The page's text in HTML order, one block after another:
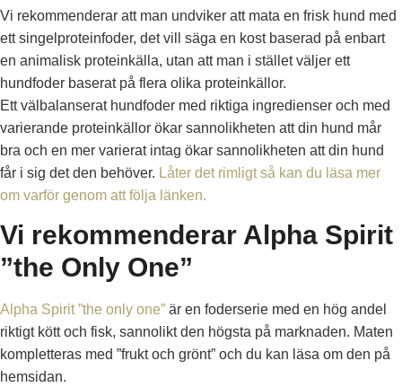
Vi rekommenderar att man undviker att mata en frisk hund med
ett singelproteinfoder, det vill säga en kost baserad på enbart
en animalisk proteinkälla, utan att man i stället väljer ett
hundfoder baserat på flera olika proteinkällor.
Ett välbalanserat hundfoder med riktiga ingredienser och med
varierande proteinkällor ökar sannolikheten att din hund mår
bra och en mer varierat intag ökar sannolikheten att din hund
får i sig det den behöver. Låter det rimligt så kan du läsa mer
om varför genom att följa länken.
Vi rekommenderar Alpha Spirit
”the Only One”
Alpha Spirit ”the only one” är en foderserie med en hög andel
riktigt kött och fisk, sannolikt den högsta på marknaden. Maten
kompletteras med ”frukt och grönt” och du kan läsa om den på
hemsidan.